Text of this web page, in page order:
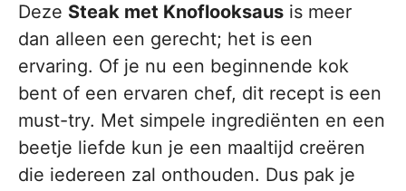
Deze Steak met Knoflooksaus is meer
dan alleen een gerecht; het is een
ervaring. Of je nu een beginnende kok
bent of een ervaren chef, dit recept is een
must-try. Met simpele ingrediënten en een
beetje liefde kun je een maaltijd creëren
die iedereen zal onthouden. Dus pak je